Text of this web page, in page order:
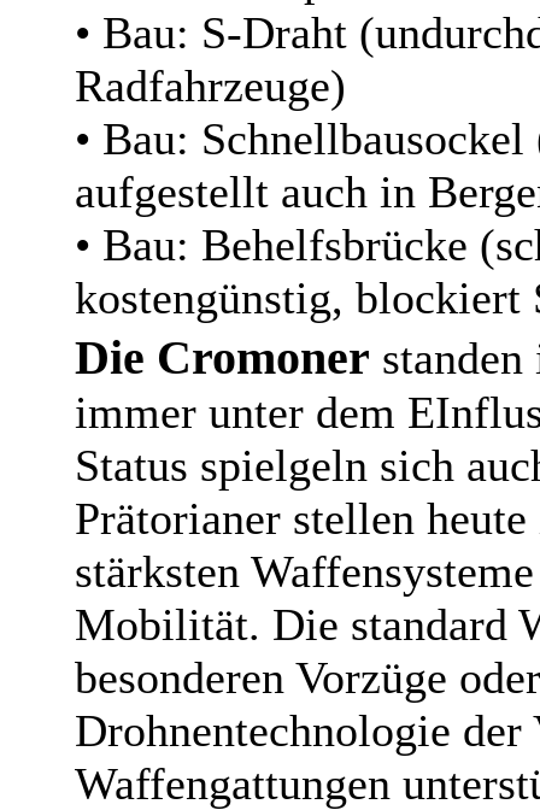
• Bau: S-Draht
Radfahrzeuge)
• Bau:
aufgestellt auch in
• Bau: Behelfsbrücke
kostengünstig, blockiert
Die Cromoner
immer unter dem
Status spielgeln sich
Prätorianer stellen
stärksten
Mobilität. Die standard
besonderen Vorzüge
Drohnentechnologie
Waffengattungen